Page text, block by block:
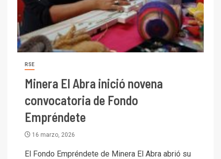
RSE
Minera El Abra inició novena
convocatoria de Fondo
Empréndete
16 marzo, 2026
El Fondo Empréndete de Minera El Abra abrió su